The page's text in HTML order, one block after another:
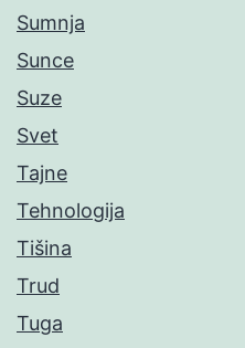
Sumnja
Sunce
Suze
Svet
Tajne
Tehnologija
Tišina
Trud
Tuga